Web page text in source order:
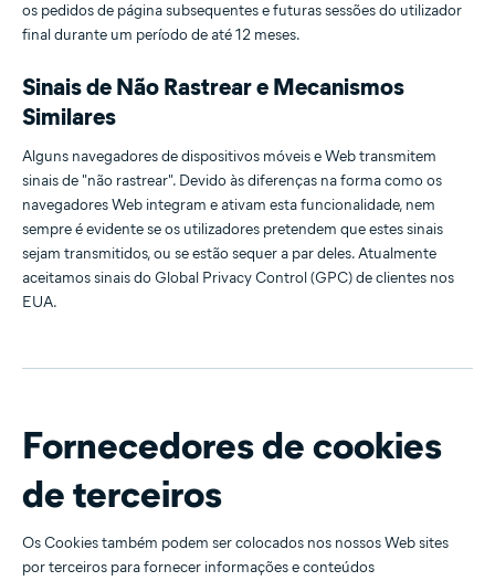
os pedidos de página subsequentes e futuras sessões do utilizador
final durante um período de até 12 meses.
Sinais de Não Rastrear e Mecanismos
Similares
Alguns navegadores de dispositivos móveis e Web transmitem
sinais de "não rastrear". Devido às diferenças na forma como os
navegadores Web integram e ativam esta funcionalidade, nem
sempre é evidente se os utilizadores pretendem que estes sinais
sejam transmitidos, ou se estão sequer a par deles. Atualmente
aceitamos sinais do Global Privacy Control (GPC) de clientes nos
EUA.
Fornecedores de cookies
de terceiros
Os Cookies também podem ser colocados nos nossos Web sites
por terceiros para fornecer informações e conteúdos